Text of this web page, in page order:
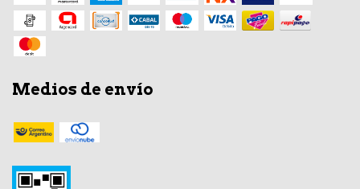
Medios de envío